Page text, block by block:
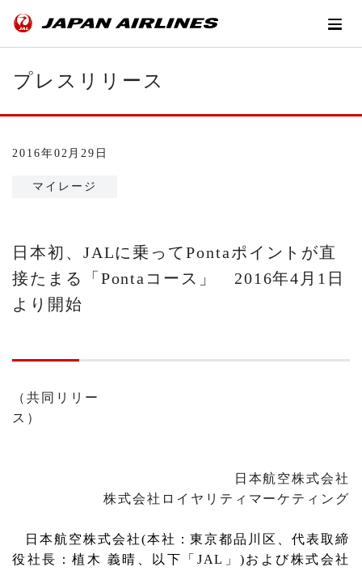
プレスリリース
2016年02月29日
マイレージ
日本初、JALに乗ってPontaポイントが直
接たまる「Pontaコース」 2016年4月1日
より開始
（共同リリー
ス）
日本航空株式会社
株式会社ロイヤリティマーケティング
日本航空株式会社(本社：東京都品川区、代表取締
役社長：植木 義晴、以下「 JAL 」 )および株式会社